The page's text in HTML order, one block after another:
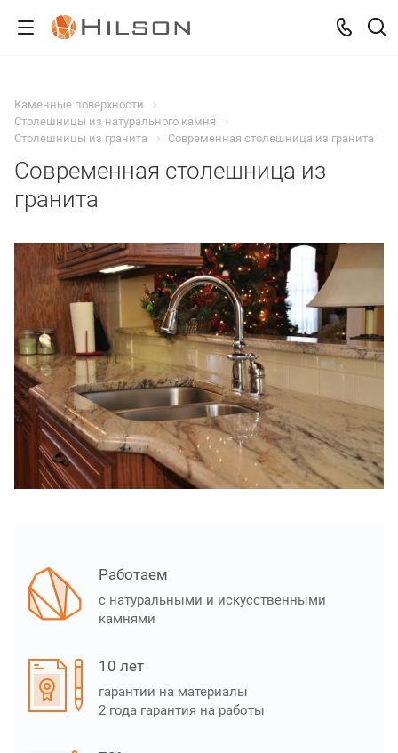
Каменные поверхности
Столешницы из натурального камня
Столешницы из гранита
Современная столешница из гранита
Современная столешница из
гранита
Работаем
с натуральными и искусственными
камнями
10 лет
гарантии на материалы
2 года гарантия на работы